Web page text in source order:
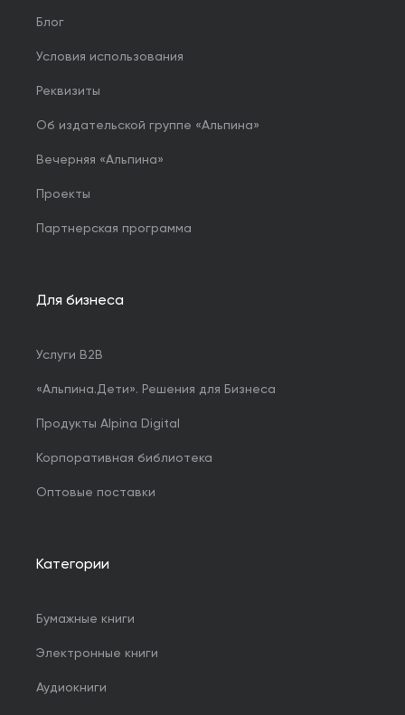
Блог
Условия использования
Реквизиты
Об издательской группе «Альпина»
Вечерняя «Альпина»
Проекты
Партнерская программа
Для бизнеса
Услуги B2B
«Альпина.Дети». Решения для Бизнеса
Продукты Alpina Digital
Корпоративная библиотека
Оптовые поставки
Категории
Бумажные книги
Электронные книги
Аудиокниги